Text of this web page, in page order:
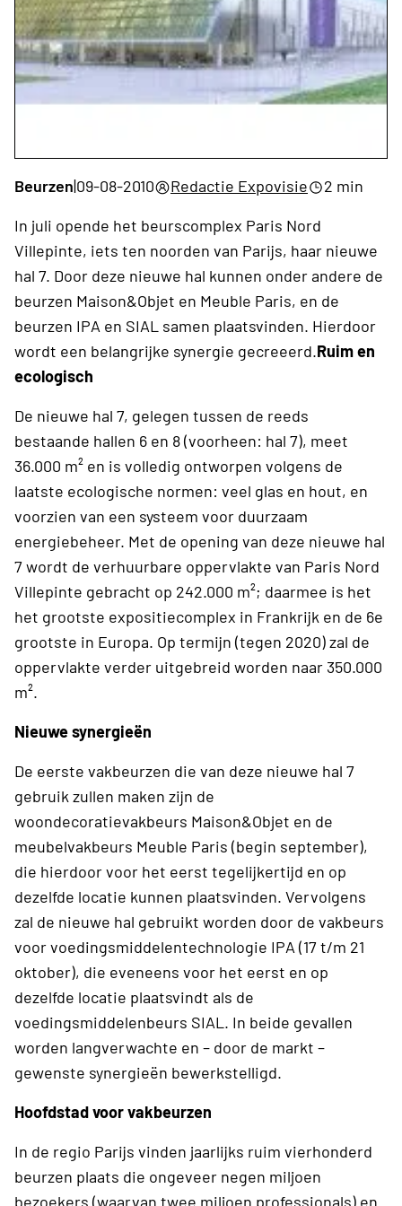
Beurzen|09-08-2010 Redactie Expovisie
2 min
In juli opende het beurscomplex Paris Nord
Villepinte, iets ten noorden van Parijs, haar nieuwe
hal 7. Door deze nieuwe hal kunnen onder andere de
beurzen Maison&Objet en Meuble Paris, en de
beurzen IPA en SIAL samen plaatsvinden. Hierdoor
wordt een belangrijke synergie gecreeerd.Ruim en
ecologisch
De nieuwe hal 7, gelegen tussen de reeds
bestaande hallen 6 en 8 (voorheen: hal 7), meet
36.000 m² en is volledig ontworpen volgens de
laatste ecologische normen: veel glas en hout, en
voorzien van een systeem voor duurzaam
energiebeheer. Met de opening van deze nieuwe hal
7 wordt de verhuurbare oppervlakte van Paris Nord
Villepinte gebracht op 242.000 m²; daarmee is het
het grootste expositiecomplex in Frankrijk en de 6e
grootste in Europa. Op termijn (tegen 2020) zal de
oppervlakte verder uitgebreid worden naar 350.000
m².
Nieuwe synergieën
De eerste vakbeurzen die van deze nieuwe hal 7
gebruik zullen maken zijn de
woondecoratievakbeurs Maison&Objet en de
meubelvakbeurs Meuble Paris (begin september),
die hierdoor voor het eerst tegelijkertijd en op
dezelfde locatie kunnen plaatsvinden. Vervolgens
zal de nieuwe hal gebruikt worden door de vakbeurs
voor voedingsmiddelentechnologie IPA (17 t/m 21
oktober), die eveneens voor het eerst en op
dezelfde locatie plaatsvindt als de
voedingsmiddelenbeurs SIAL. In beide gevallen
worden langverwachte en – door de markt –
gewenste synergieën bewerkstelligd.
Hoofdstad voor vakbeurzen
In de regio Parijs vinden jaarlijks ruim vierhonderd
beurzen plaats die ongeveer negen miljoen
bezoekers (waarvan twee miljoen professionals) en